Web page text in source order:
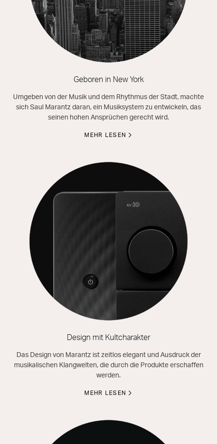
Geboren in New York
Umgeben von der Musik und dem Rhythmus der Stadt, machte
sich Saul Marantz daran, ein Musiksystem zu entwickeln, das
seinen hohen Ansprüchen gerecht wird.
MEHR LESEN
Design mit Kultcharakter
Das Design von Marantz ist zeitlos elegant und Ausdruck der
musikalischen Klangwelten, die durch die Produkte erschaffen
werden.
MEHR LESEN